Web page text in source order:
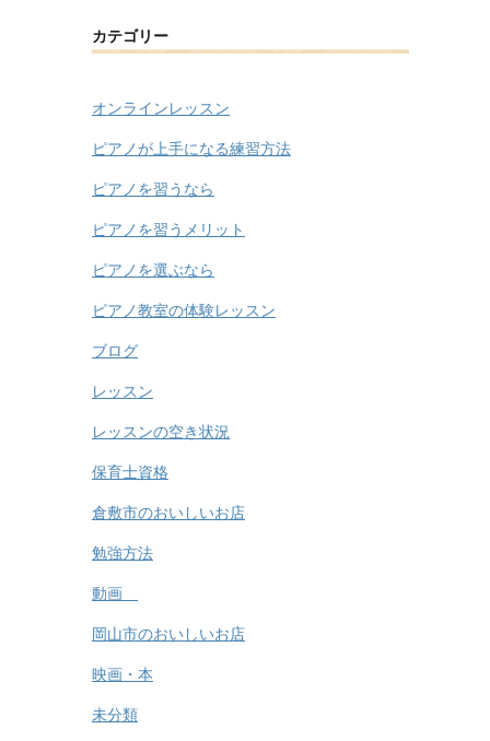
カテゴリー
オンラインレッスン
ピアノが上手になる練習方法
ピアノを習うなら
ピアノを習うメリット
ピアノを選ぶなら
ピアノ教室の体験レッスン
ブログ
レッスン
レッスンの空き状況
保育士資格
倉敷市のおいしいお店
勉強方法
動画
岡山市のおいしいお店
映画・本
未分類